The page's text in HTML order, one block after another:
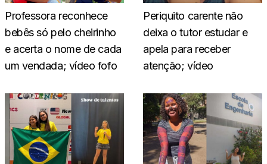
Professora reconhece
bebês só pelo cheirinho
e acerta o nome de cada
um vendada; vídeo fofo
Periquito carente não
deixa o tutor estudar e
apela para receber
atenção; vídeo